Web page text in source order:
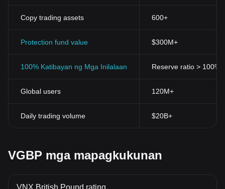
Copy trading assets 600+
Protection fund value $300M+
100% Katibayan ng Mga Inilalaan Reserve ratio > 100%
Global users 120M+
Daily trading volume $20B+
VGBP mga mapagkukunan
VNX British Pound rating